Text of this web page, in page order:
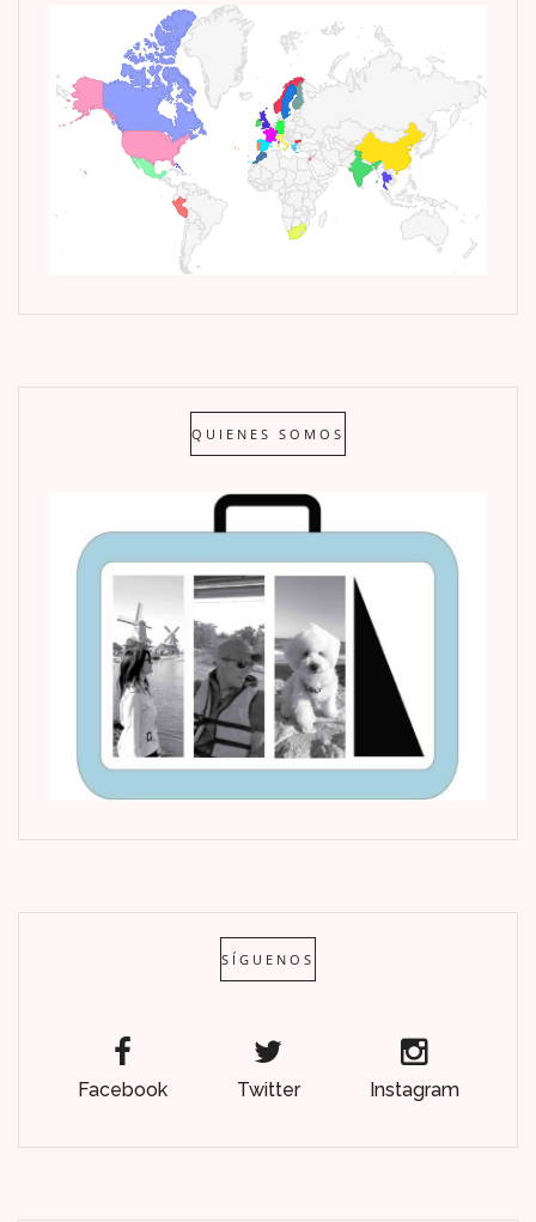
QUIENES SOMOS
SÍGUENOS
Facebook Twitter Instagram